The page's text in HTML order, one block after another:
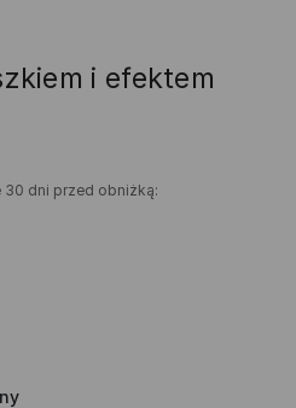
i efektem
30 dni przed obniżką: